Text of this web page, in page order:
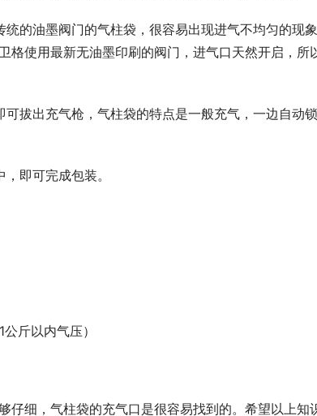
的油墨阀门的气柱袋，很容易出现进气不均匀的现
格使用最新无油墨印刷的阀门，进气口天然开启，所
拔出充气枪，气柱袋的特点是一般充气，一边自动
即可完成包装。
斤以内气压）
仔细，气柱袋的充气口是很容易找到的。希望以上知